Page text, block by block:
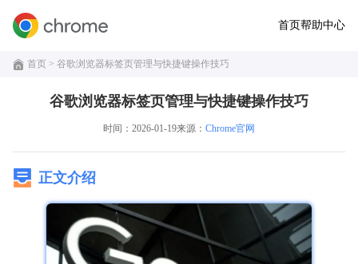
首页帮助中心
首页 > 谷歌浏览器标签页管理与快捷键操作技巧
谷歌浏览器标签页管理与快捷键操作技巧
时间：2026-01-19来源： Chrome官网
正文介绍